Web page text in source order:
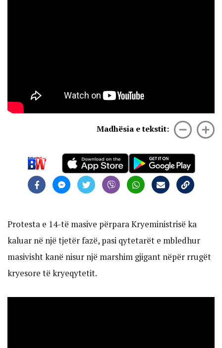
Madhësia e tekstit:
Protesta e 14-të masive përpara Kryeministrisë ka
kaluar në një tjetër fazë, pasi qytetarët e mbledhur
masivisht kanë nisur një marshim gjigant nëpër rrugët
kryesore të kryeqytetit.